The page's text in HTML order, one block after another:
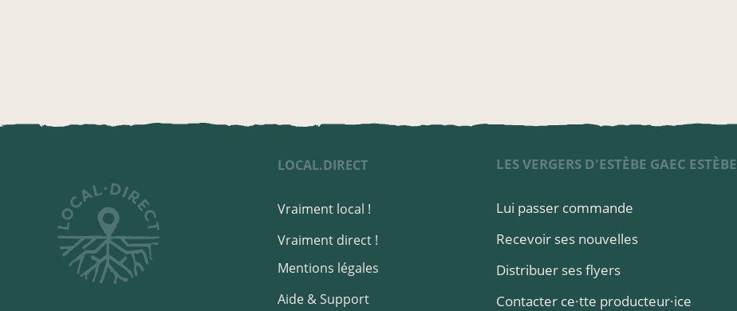
LOCAL.DIRECT
Vraiment local !
Vraiment direct !
Mentions légales
Aide & Support
LES VERGERS D'ESTÈBE GAEC ESTÈBE
Lui passer commande
Recevoir ses nouvelles
Distribuer ses flyers
Contacter ce·tte producteur·ice